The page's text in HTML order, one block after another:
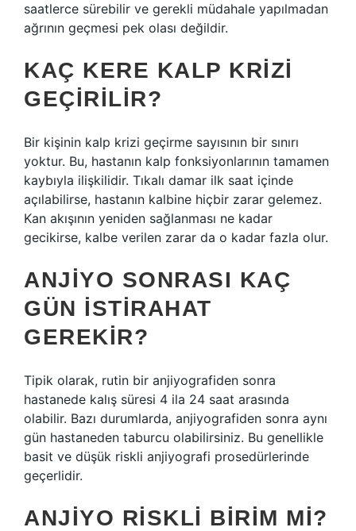
saatlerce sürebilir ve gerekli müdahale yapılmadan
ağrının geçmesi pek olası değildir.
KAÇ KERE KALP KRIZI
GEÇIRILIR?
Bir kişinin kalp krizi geçirme sayısının bir sınırı
yoktur. Bu, hastanın kalp fonksiyonlarının tamamen
kaybıyla ilişkilidir. Tıkalı damar ilk saat içinde
açılabilirse, hastanın kalbine hiçbir zarar gelemez.
Kan akışının yeniden sağlanması ne kadar
gecikirse, kalbe verilen zarar da o kadar fazla olur.
ANJIYO SONRASI KAÇ
GÜN ISTIRAHAT
GEREKIR?
Tipik olarak, rutin bir anjiyografiden sonra
hastanede kalış süresi 4 ila 24 saat arasında
olabilir. Bazı durumlarda, anjiyografiden sonra aynı
gün hastaneden taburcu olabilirsiniz. Bu genellikle
basit ve düşük riskli anjiyografi prosedürlerinde
geçerlidir.
ANJIYO RISKLI BIRIM MI?